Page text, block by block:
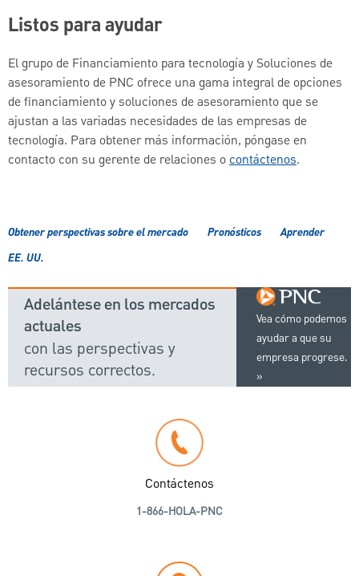
Listos para ayudar
El grupo de Financiamiento para tecnología y Soluciones de
asesoramiento de PNC ofrece una gama integral de opciones
de financiamiento y soluciones de asesoramiento que se
ajustan a las variadas necesidades de las empresas de
tecnología. Para obtener más información, póngase en
contacto con su gerente de relaciones ocontáctenos.
Obtener perspectivas sobre el mercado Pronósticos
Aprender
EE. UU.
Vea cómo podemos
ayudar a que su
empresa progrese.
Adelántese en los mercados
actuales
con las perspectivas y
recursos correctos.
Contáctenos
1-866-HOLA-PNC